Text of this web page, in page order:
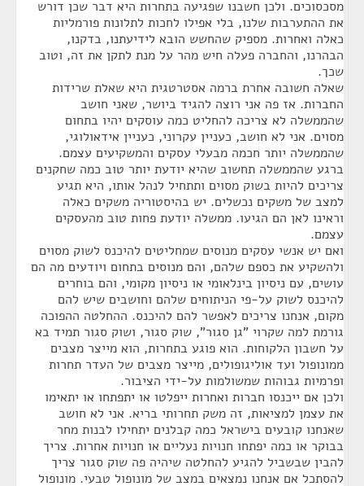
מסכסוכים. ולכן חשבנו שפגיעה בתחרות היא דבר שכן דורש
את ההתערבות שלנו, בלי אפילו לחכות לתלונות פורמליות
כאלה ואחרות. מספיק שהחשש הובא לידיעתנו, בדקנו,
הבהרנו, והחברה פעלה חיש מהר על מנת לתקן את זה, וטוב
שכך.
שאלה חשובה אחרת ברמה אסטרטגית היא שאלת שרידות
החברות. אז פה אני רוצה להגיד ביושר, שאני חושב
שהממשלה לא צריכה להחליט כמה עוסקים יהיו בתחום
מסוים. אני לא חושב, כעניין עקרוני, כעניין אידאולוגי,
שהממשלה יותר חכמה מבעלי עסקים והמשקיעים עצמם.
ברגע שהממשלה תחשוב שהיא יודעת יותר טוב כמה שחקנים
צריכים להיות בשוק מסוים ותתחיל לנהל אותו, היא תגיע
למצב של משקים נכשלים. יש בהיסטוריה משקים כאלה
וראינו לאן הם הגיעו. ממשלה יודעת פחות טוב מהעסקים
עצמם.
ואם יש אנשי עסקים מנוסים שמחליטים להיכנס לשוק מסוים
ולהשקיע את כספם שלהם, והם מנוסים בתחום ויודעים מה הם
עושים, עם ניסיון בינלאומי או ניסיון מקומי, והם בוחרים
להיכנס לשוק על-פי הניתוחים שלהם וחושבים שיש להם
מקום, אנחנו צריכים לאפשר להם להיכנס. ההחלטה ההפוכה
גורמת למה שקרוי "גן סגור", שוק סגור, ושוק סגור תמיד בא
על חשבון הלקוחות. הוא פוגע בתחרות, הוא מייצר מצבים
ממונופול ועד אוליגופולים, מייצר מצבים של העדר תחרות
ופרמיות גבוהות שמשולמות על-ידי הציבור.
ולכן אם ייכנסו חברות ואחרות ייפלטו או יתפתחו או יתאימו
את עצמן למציאות, זה משק תחרותי בריא. אני לא חושב
שאנחנו קובעים בישראל כמה קבלנים יתחילו לבנות מחר
בבוקר או כמה יפתחו חנויות נעליים או חנויות אחרות. צריך
להבין שבשביל להגיע להחלטה שיהיה פה שוק סגור צריך
להסתכל אם אנחנו נמצאים במצב של מונופול טבעי. מונופול